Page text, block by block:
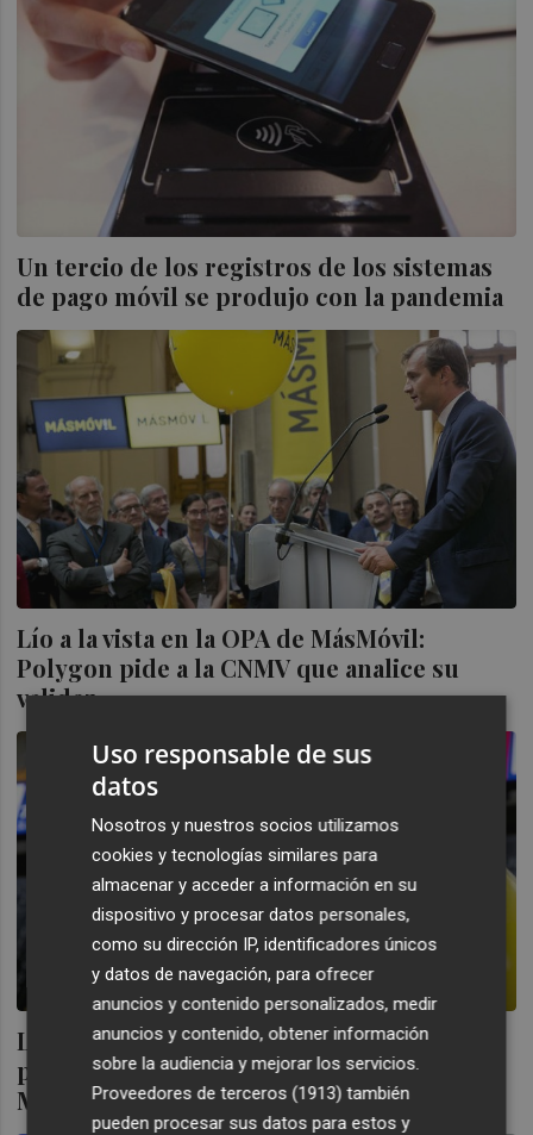
Un tercio de los registros de los sistemas
de pago móvil se produjo con la pandemia
Lío a la vista en la OPA de MásMóvil:
Polygon pide a la CNMV que analice su
validez
Los fondos de inversión KKR y Cinven
preparan una OPA amistosa sobre
MásMóvil
Uso responsable de sus
datos
Nosotros y nuestros socios utilizamos
cookies y tecnologías similares para
almacenar y acceder a información en su
dispositivo y procesar datos personales,
como su dirección IP, identificadores únicos
y datos de navegación, para ofrecer
anuncios y contenido personalizados, medir
anuncios y contenido, obtener información
sobre la audiencia y mejorar los servicios.
Proveedores de terceros (1913) también
pueden procesar sus datos para estos y